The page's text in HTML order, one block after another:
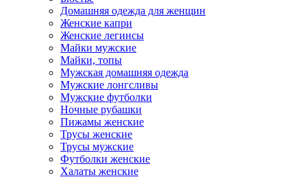
Домашняя одежда для женщин
Женские капри
Женские легинсы
Майки мужские
Майки, топы
Мужская домашняя одежда
Мужские лонгсливы
Мужские футболки
Ночные рубашки
Пижамы женские
Трусы женские
Трусы мужские
Футболки женские
Халаты женские